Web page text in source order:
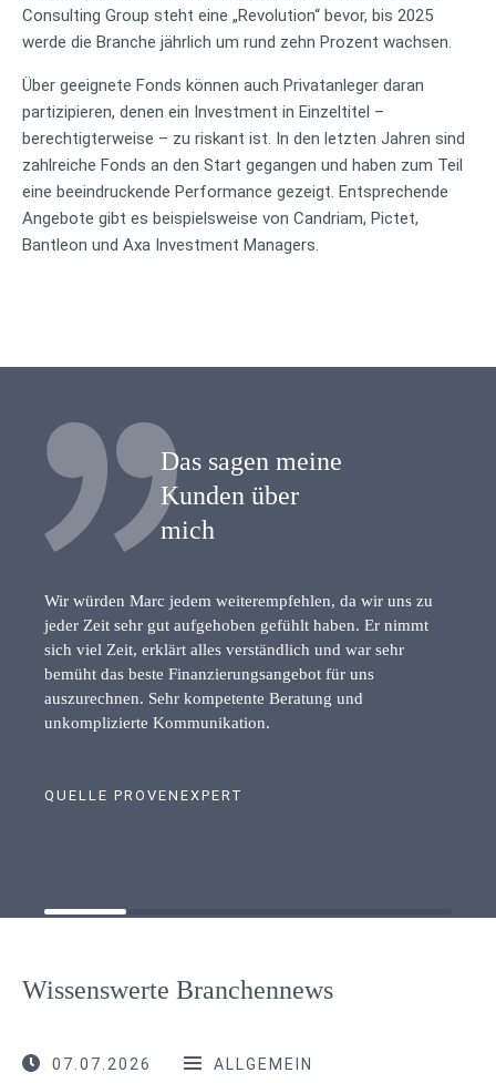
Consulting Group steht eine „Revolution“ bevor, bis 2025
werde die Branche jährlich um rund zehn Prozent wachsen.
Über geeignete Fonds können auch Privatanleger daran
partizipieren, denen ein Investment in Einzeltitel –
berechtigterweise – zu riskant ist. In den letzten Jahren sind
zahlreiche Fonds an den Start gegangen und haben zum Teil
eine beeindruckende Performance gezeigt. Entsprechende
Angebote gibt es beispielsweise von Candriam, Pictet,
Bantleon und Axa Investment Managers.
Das sagen meine
Kunden über
mich
Wir würden Marc jedem weiterempfehlen, da wir uns zu
jeder Zeit sehr gut aufgehoben gefühlt haben. Er nimmt
sich viel Zeit, erklärt alles verständlich und war sehr
bemüht das beste Finanzierungsangebot für uns
auszurechnen. Sehr kompetente Beratung und
unkomplizierte Kommunikation.
QUELLE PROVENEXPERT
Wissenswerte Branchennews
07.07.2026 ALLGEMEIN